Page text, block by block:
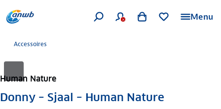
Menu
Accessoires
Human Nature
Donny – Sjaal – Human Nature